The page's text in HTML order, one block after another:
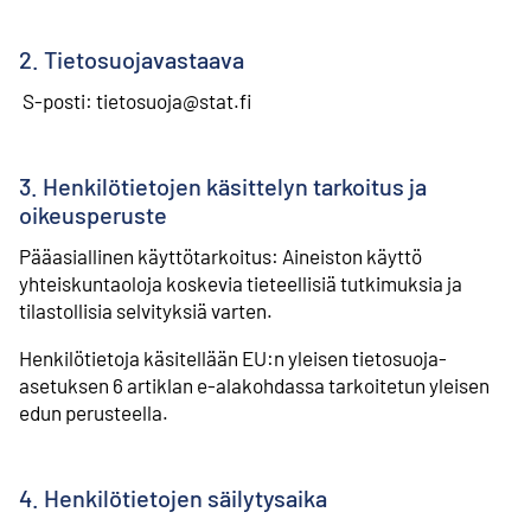
2. Tietosuojavastaava
S-posti: tietosuoja@stat.fi
3. Henkilötietojen käsittelyn tarkoitus ja
oikeusperuste
Pääasiallinen käyttötarkoitus: Aineiston käyttö
yhteiskuntaoloja koskevia tieteellisiä tutkimuksia ja
tilastollisia selvityksiä varten.
Henkilötietoja käsitellään EU:n yleisen tietosuoja-
asetuksen 6 artiklan e-alakohdassa tarkoitetun yleisen
edun perusteella.
4. Henkilötietojen säilytysaika